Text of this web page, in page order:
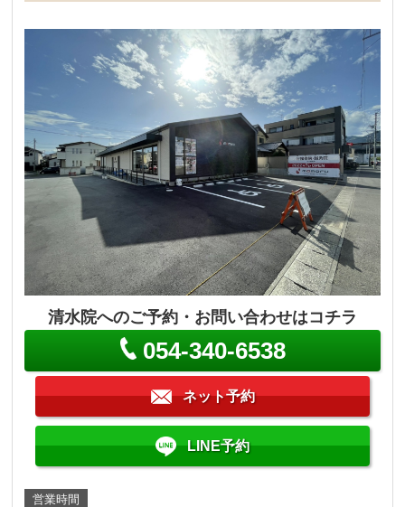
清水院へのご予約・お問い合わせはコチラ
054-340-6538
ネット予約
LINE予約
営業時間